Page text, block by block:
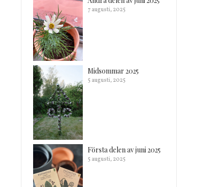
7 augusti, 2025
Midsommar 2025
5 augusti, 2025
Första delen av juni 2025
5 augusti, 2025